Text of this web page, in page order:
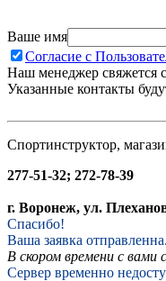
Ваше имя
Согласие с
Наш менеджер свяжется
Указанные контакты
Спортинструктор,
277-51-32; 272-78-39
г. Воронеж, ул.
Спасибо!
Ваша заявка отправленна.
В скором времени с
Сервер временно